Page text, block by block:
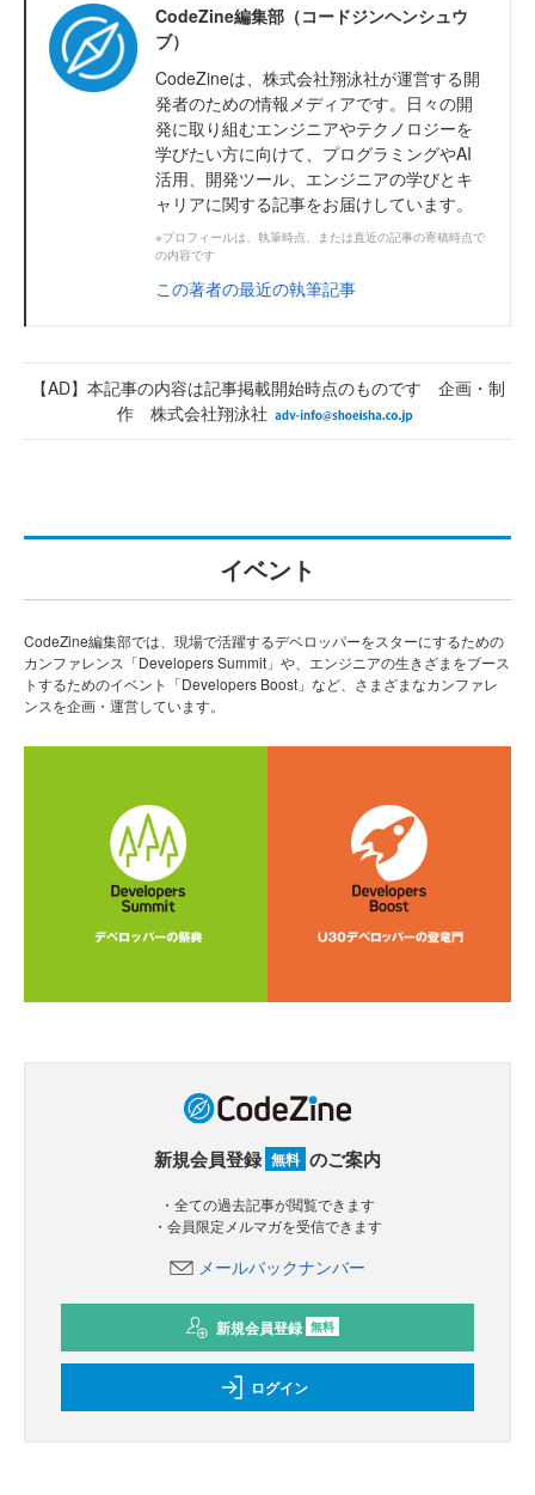
CodeZine編集部（コードジンヘンシュウ
ブ）
CodeZineは、株式会社翔泳社が運営する開
発者のための情報メディアです。日々の開
発に取り組むエンジニアやテクノロジーを
学びたい方に向けて、プログラミングやAI
活用、開発ツール、エンジニアの学びとキ
ャリアに関する記事をお届けしています。
※プロフィールは、執筆時点、または直近の記事の寄稿時点で
の内容です
この著者の最近の執筆記事
【AD】本記事の内容は記事掲載開始時点のものです 企画・制
作 株式会社翔泳社
イベント
CodeZine編集部では、現場で活躍するデベロッパーをスターにするための
カンファレンス「Developers Summit」や、エンジニアの生きざまをブース
トするためのイベント「Developers Boost」など、さまざまなカンファレ
ンスを企画・運営しています。
新規会員登録 無料 のご案内
・全ての過去記事が閲覧できます
・会員限定メルマガを受信できます
メールバックナンバー
新規会員登録 無料
ログイン